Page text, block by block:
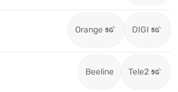
Orange DIGI
Beeline Tele2